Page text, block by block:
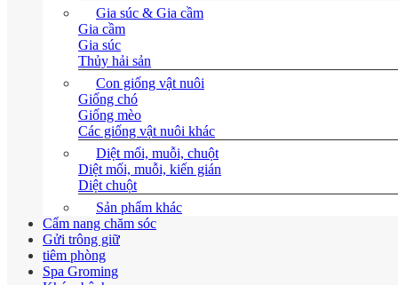
Gia súc & Gia cầm
Gia cầm
Gia súc
Thủy hải sản
Con giống vật nuôi
Giống chó
Giống mèo
Các giống vật nuôi khác
Diệt mối, muỗi, chuột
Diệt mối, muỗi, kiến gián
Diệt chuột
Sản phẩm khác
Cẩm nang chăm sóc
Gửi trông giữ
tiêm phòng
Spa Groming